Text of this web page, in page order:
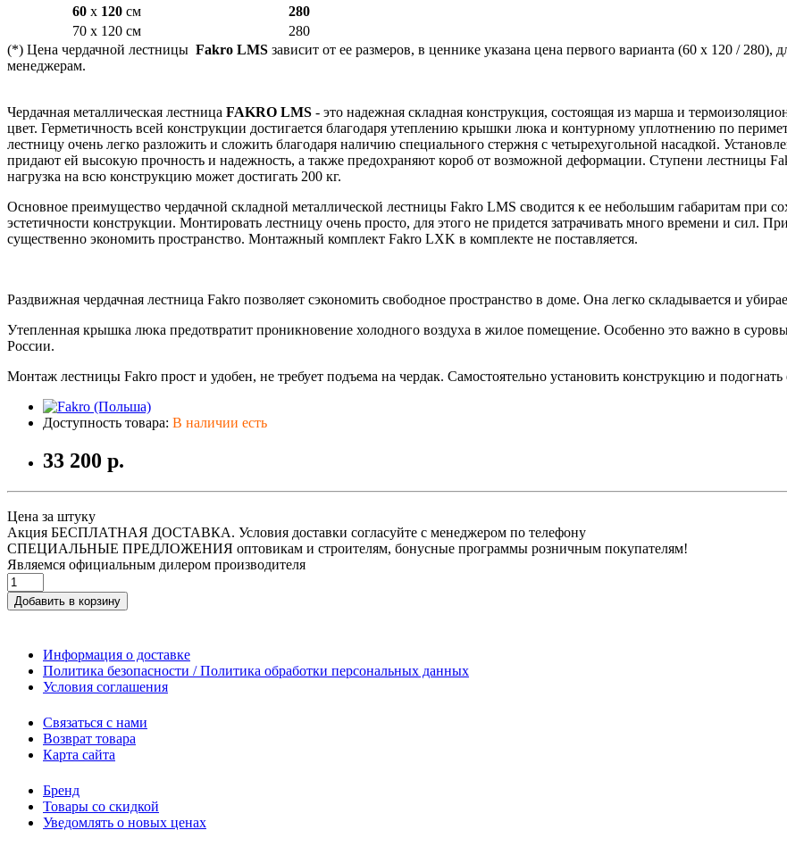
60 x 120 см
280
70 x 120 см
280
(*) Цена чердачной лестницы Fakro LMS зависит от ее размеров, в ценнике указана цена первого варианта (60 x 120 /
менеджерам.
Чердачная металлическая лестница FAKRO LMS - это надежная складная конструкция, состоящая из марша и
цвет. Герметичность всей конструкции достигается благодаря утеплению крышки люка и контурному уплотнению по
лестницу очень легко разложить и сложить благодаря наличию специального стержня с четырехугольной насадкой.
придают ей высокую прочность и надежность, а также предохраняют короб от возможной деформации. Ступени лестницы
нагрузка на всю конструкцию может достигать 200 кг.
Основное преимущество чердачной складной металлической лестницы Fakro LMS сводится к ее небольшим габаритам при
эстетичности конструкции. Монтировать лестницу очень просто, для этого не придется затрачивать много времени и сил.
существенно экономить пространство. Монтажный комплект Fakro LXK в комплекте не поставляется.
Раздвижная чердачная лестница Fakro позволяет сэкономить свободное пространство в доме. Она легко складывается и
Утепленная крышка люка предотвратит проникновение холодного воздуха в жилое помещение. Особенно это важно в
России.
Монтаж лестницы Fakro прост и удобен, не требует подъема на чердак. Самостоятельно установить конструкцию и подогнать
Доступность товара: В наличии есть
33 200 р.
Цена за штуку
Акция БЕСПЛАТНАЯ ДОСТАВКА. Условия доставки согласуйте с менеджером по телефону
СПЕЦИАЛЬНЫЕ ПРЕДЛОЖЕНИЯ оптовикам и строителям, бонусные программы розничным покупателям!
Являемся официальным дилером производителя
Добавить в корзину
Информация о доставке
Политика безопасности / Политика обработки персональных данных
Условия соглашения
Связаться с нами
Возврат товара
Карта сайта
Бренд
Товары со скидкой
Уведомлять о новых ценах